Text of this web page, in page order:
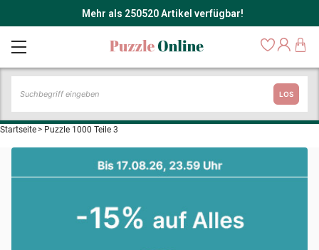
Mehr als 250520 Artikel verfügbar!
LOS
Startseite> Puzzle 1000 Teile 3